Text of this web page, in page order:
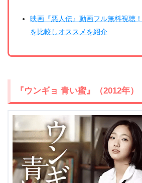
映画『悪人伝』動画フル無料視聴
を比較しオススメを紹介
『ウンギョ 青い蜜』（2012年）